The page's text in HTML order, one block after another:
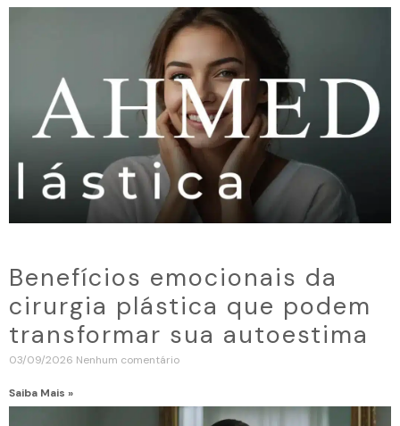
Benefícios emocionais da
cirurgia plástica que podem
transformar sua autoestima
03/09/2026 Nenhum comentário
Saiba Mais »